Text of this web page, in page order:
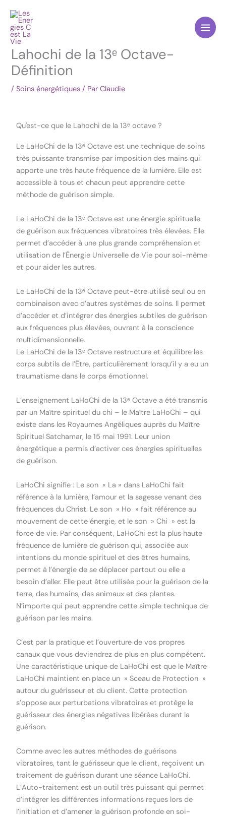
contenu
Lahochi de la 13ᵉ Octave-
Définition
/Soins énergétiques / ParClaudie
Qu'est-ce que le Lahochi de la 13ᵉ octave ?
Le LaHoChi de la 13ᵉ Octave est une technique de soins
très puissante transmise par imposition des mains qui
apporte une très haute fréquence de la lumière. Elle est
accessible à tous et chacun peut apprendre cette
méthode de guérison simple.
Le LaHoChi de la 13ᵉ Octave est une énergie spirituelle
de guérison aux fréquences vibratoires très élevées. Elle
permet d’accéder à une plus grande compréhension et
utilisation de l’Énergie Universelle de Vie pour soi-même
et pour aider les autres.
Le LaHoChi de la 13ᵉ Octave peut-être utilisé seul ou en
combinaison avec d’autres systèmes de soins. Il permet
d’accéder et d’intégrer des énergies subtiles de guérison
aux fréquences plus élevées, ouvrant à la conscience
multidimensionnelle.
Le LaHoChi de la 13ᵉ Octave restructure et équilibre les
corps subtils de l’Être, particulièrement lorsqu’il y a eu un
traumatisme dans le corps émotionnel.
L’enseignement LaHoChi de la 13ᵉ Octave a été transmis
par un Maître spirituel du chi – le Maître LaHoChi – qui
existe dans les Royaumes Angéliques auprès du Maître
Spirituel Satchamar, le 15 mai 1991. Leur union
énergétique a permis d’activer ces énergies spirituelles
de guérison.
LaHoChi signifie : Le son « La » dans LaHoChi fait
référence à la lumière, l’amour et la sagesse venant des
fréquences du Christ. Le son » Ho » fait référence au
mouvement de cette énergie, et le son » Chi » est la
force de vie. Par conséquent, LaHoChi est la plus haute
fréquence de lumière de guérison qui, associée aux
intentions du monde spirituel et des êtres humains,
permet à l’énergie de se déplacer partout ou elle a
besoin d’aller. Elle peut être utilisée pour la guérison de la
terre, des humains, des animaux et des plantes.
N’importe qui peut apprendre cette simple technique de
guérison par les mains.
C’est par la pratique et l’ouverture de vos propres
canaux que vous deviendrez de plus en plus compétent.
Une caractéristique unique de LaHoChi est que le Maître
LaHoChi maintient en place un » Sceau de Protection »
autour du guérisseur et du client. Cette protection
s’oppose aux perturbations vibratoires et protège le
guérisseur des énergies négatives libérées durant la
guérison.
Comme avec les autres méthodes de guérisons
vibratoires, tant le guérisseur que le client, reçoivent un
traitement de guérison durant une séance LaHoChi.
L’Auto-traitement est un outil très puissant qui permet
d’intégrer les différentes informations reçues lors de
l’initiation et d’amener la guérison profonde en soi-